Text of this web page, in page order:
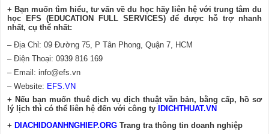
+ Bạn muốn tìm hiểu, tư vấn về du học hãy liên hệ với trung tâm du
học EFS (EDUCATION FULL SERVICES) để được hỗ trợ nhanh
nhất, cụ thể nhất:
– Địa Chỉ: 09 Đường 75, P Tân Phong, Quận 7, HCM
– Điện Thoại: 0939 816 169
– Email:info@efs.vn
– Website: EFS.VN
+ Nếu bạn muốn thuê dịch vụ dịch thuật văn bản, bằng cấp, hồ sơ
lý lịch thì có thể liên hệ đến với công ty
IDICHTHUAT.VN
+ DIACHIDOANHNGHIEP.ORG Trang tra thông tin doanh nghiệp